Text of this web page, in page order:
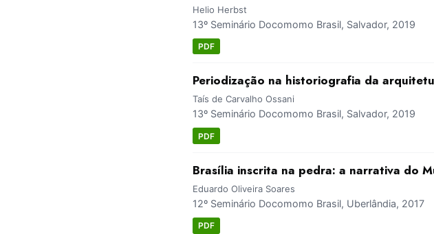
Helio Herbst
13º Seminário Docomomo Brasil, Salvador, 2019
PDF
Periodização na historiografia da
Taís de Carvalho Ossani
13º Seminário Docomomo Brasil, Salvador, 2019
PDF
Brasília inscrita na pedra: a narrativa do
Eduardo Oliveira Soares
12º Seminário Docomomo Brasil, Uberlândia, 2017
PDF